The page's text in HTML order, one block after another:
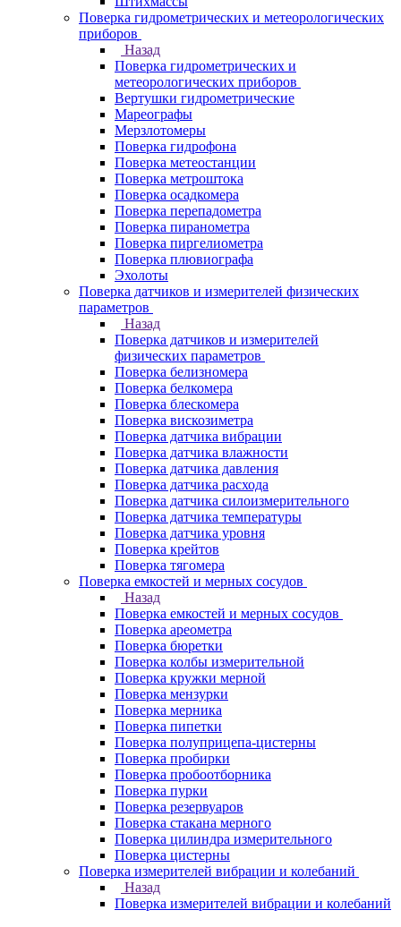
Поверка гидрометрических и метеорологических
приборов
Назад
Поверка гидрометрических и
метеорологических приборов
Вертушки гидрометрические
Мареографы
Мерзлотомеры
Поверка гидрофона
Поверка метеостанции
Поверка метроштока
Поверка осадкомера
Поверка перепадометра
Поверка пиранометра
Поверка пиргелиометра
Поверка плювиографа
Эхолоты
Поверка датчиков и измерителей физических
параметров
Назад
Поверка датчиков и измерителей
физических параметров
Поверка белизномера
Поверка белкомера
Поверка блескомера
Поверка вискозиметра
Поверка датчика вибрации
Поверка датчика влажности
Поверка датчика давления
Поверка датчика расхода
Поверка датчика силоизмерительного
Поверка датчика температуры
Поверка датчика уровня
Поверка крейтов
Поверка тягомера
Поверка емкостей и мерных сосудов
Назад
Поверка емкостей и мерных сосудов
Поверка ареометра
Поверка бюретки
Поверка колбы измерительной
Поверка кружки мерной
Поверка мензурки
Поверка мерника
Поверка пипетки
Поверка полуприцепа-цистерны
Поверка пробирки
Поверка пробоотборника
Поверка пурки
Поверка резервуаров
Поверка стакана мерного
Поверка цилиндра измерительного
Поверка цистерны
Поверка измерителей вибрации и колебаний
Назад
Поверка измерителей вибрации и колебаний